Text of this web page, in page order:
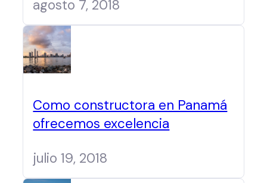
agosto 7, 2018
Como constructora en Panamá
ofrecemos excelencia
julio 19, 2018